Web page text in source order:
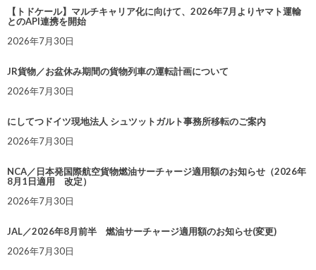
【トドケール】マルチキャリア化に向けて、2026年7月よりヤマト運輸
とのAPI連携を開始
2026年7月30日
JR貨物／お盆休み期間の貨物列車の運転計画について
2026年7月30日
にしてつドイツ現地法人 シュツットガルト事務所移転のご案内
2026年7月30日
NCA／日本発国際航空貨物燃油サーチャージ適用額のお知らせ（2026年
8月1日適用 改定）
2026年7月30日
JAL／2026年8月前半 燃油サーチャージ適用額のお知らせ(変更)
2026年7月30日